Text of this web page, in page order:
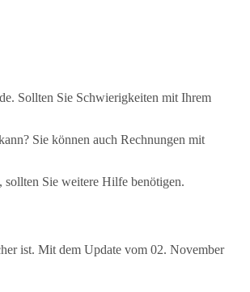
Sollten Sie Schwierigkeiten mit Ihrem
Sie können auch Rechnungen mit
Sie weitere Hilfe benötigen.
ist. Mit dem Update vom 02. November